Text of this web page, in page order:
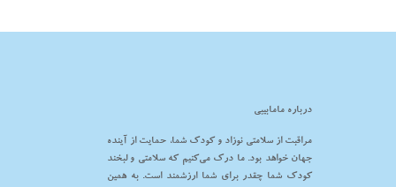
درباره مامابیبی
مراقبت از سلامتی نوزاد و کودک شما، حمایت از آینده
جهان خواهد بود. ما درک می‌کنیم که سلامتی و لبخند
کودک شما چقدر برای شما ارزشمند است. به همین